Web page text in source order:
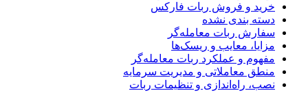
خرید و فروش ربات فارکس
دسته بندی نشده
سفارش ربات معامله‌گر
مزایا، معایب و ریسک‌ها
مفهوم و عملکرد ربات معامله‌گر
منطق معاملاتی و مدیریت سرمایه
نصب، راه‌اندازی و تنظیمات ربات